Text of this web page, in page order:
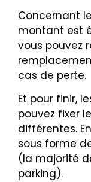
Concernant
montant est
vous pouvez
cas de perte.
Et pour finir,
pouvez fixer
différentes.
sous forme
(la majorité
parking).